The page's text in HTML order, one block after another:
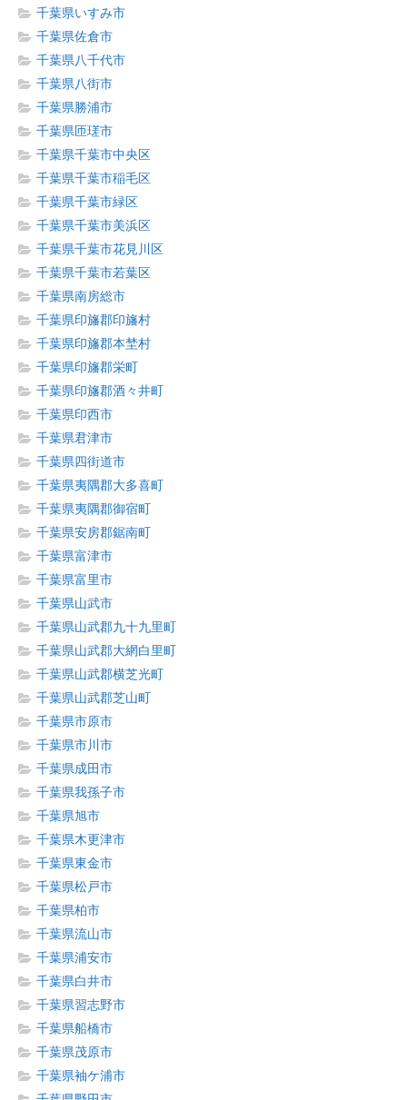
千葉県いすみ市
千葉県佐倉市
千葉県八千代市
千葉県八街市
千葉県勝浦市
千葉県匝瑳市
千葉県千葉市中央区
千葉県千葉市稲毛区
千葉県千葉市緑区
千葉県千葉市美浜区
千葉県千葉市花見川区
千葉県千葉市若葉区
千葉県南房総市
千葉県印旛郡印旛村
千葉県印旛郡本埜村
千葉県印旛郡栄町
千葉県印旛郡酒々井町
千葉県印西市
千葉県君津市
千葉県四街道市
千葉県夷隅郡大多喜町
千葉県夷隅郡御宿町
千葉県安房郡鋸南町
千葉県富津市
千葉県富里市
千葉県山武市
千葉県山武郡九十九里町
千葉県山武郡大網白里町
千葉県山武郡横芝光町
千葉県山武郡芝山町
千葉県市原市
千葉県市川市
千葉県成田市
千葉県我孫子市
千葉県旭市
千葉県木更津市
千葉県東金市
千葉県松戸市
千葉県柏市
千葉県流山市
千葉県浦安市
千葉県白井市
千葉県習志野市
千葉県船橋市
千葉県茂原市
千葉県袖ケ浦市